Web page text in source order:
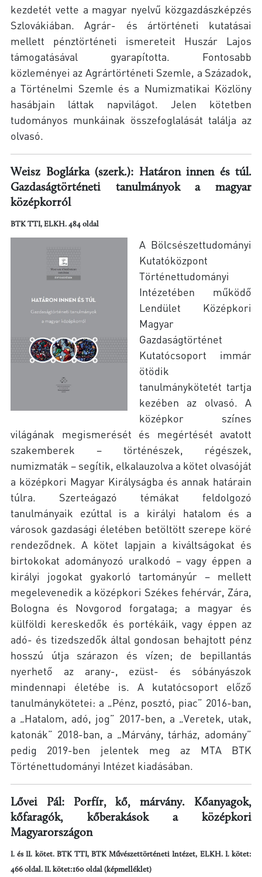
kezdetét vette a magyar nyelvű közgazdászképzés
Szlovákiában. Agrár- és ártörténeti kutatásai
mellett pénztörténeti ismereteit Huszár Lajos
támogatásával gyarapította. Fontosabb
közleményei az Agrártörténeti Szemle, a Századok,
a Történelmi Szemle és a Numizmatikai Közlöny
hasábjain láttak napvilágot. Jelen kötetben
tudományos munkáinak összefoglalását találja az
olvasó.
Weisz Boglárka (szerk.): Határon innen és túl.
Gazdaságtörténeti tanulmányok a magyar
középkorról
BTK TTI, ELKH. 484 oldal
A Bölcsészettudományi
Kutatóközpont
Történettudományi
Intézetében működő
Lendület Középkori
Magyar
Gazdaságtörténet
Kutatócsoport immár
ötödik
tanulmánykötetét tartja
kezében az olvasó. A
középkor színes
világának megismerését és megértését avatott
szakemberek – történészek, régészek,
numizmaták – segítik, elkalauzolva a kötet olvasóját
a középkori Magyar Királyságba és annak határain
túlra. Szerteágazó témákat feldolgozó
tanulmányaik ezúttal is a királyi hatalom és a
városok gazdasági életében betöltött szerepe köré
rendeződnek. A kötet lapjain a kiváltságokat és
birtokokat adományozó uralkodó – vagy éppen a
királyi jogokat gyakorló tartományúr – mellett
megelevenedik a középkori Székes fehérvár, Zára,
Bologna és Novgorod forgataga; a magyar és
külföldi kereskedők és portékáik, vagy éppen az
adó- és tizedszedők által gondosan behajtott pénz
hosszú útja szárazon és vízen; de bepillantás
nyerhető az arany-, ezüst- és sóbányászok
mindennapi életébe is. A kutatócsoport előző
tanulmánykötetei: a „Pénz, posztó, piac” 2016-ban,
a „Hatalom, adó, jog” 2017-ben, a „Veretek, utak,
katonák” 2018-ban, a „Márvány, tárház, adomány”
pedig 2019-ben jelentek meg az MTA BTK
Történettudományi Intézet kiadásában.
Lővei Pál: Porfír, kő, márvány. Kőanyagok,
kőfaragók, kőberakások a középkori
Magyarországon
I. és II. kötet. BTK TTI, BTK Művészettörténeti Intézet, ELKH. I. kötet:
466 oldal. II. kötet:160 oldal (képmelléklet)